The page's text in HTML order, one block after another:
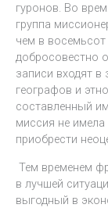
гуронов. Во
группа
чем в
добросовестно
записи входят
географов и
составленный
миссия не
приобрести
Тем временем
в лучшей
выгодный в